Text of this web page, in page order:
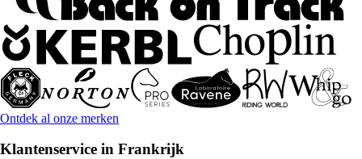
Ontdek al onze merken
Klantenservice in Frankrijk